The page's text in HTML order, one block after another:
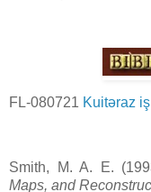
FL-080721 Kuitəraz
Smith, M. A. E.
Maps, and